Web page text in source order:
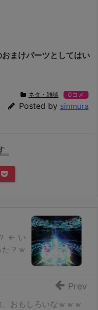
おまけパーツとしてはい
ネタ・雑談 0コメ
Posted by sinmura
← い
？ｗ
、おもしろいなｗｗｗ
Prev